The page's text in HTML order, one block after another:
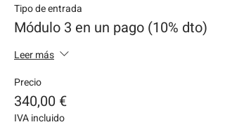
Tipo de entrada
Módulo 3 en un pago (10% dto)
Leer más
Precio
340,00 €
IVA incluido